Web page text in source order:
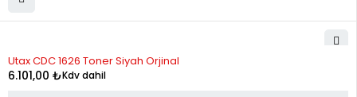
Utax CDC 1626 Toner Siyah Orjinal
6.101,00 ₺Kdv dahil